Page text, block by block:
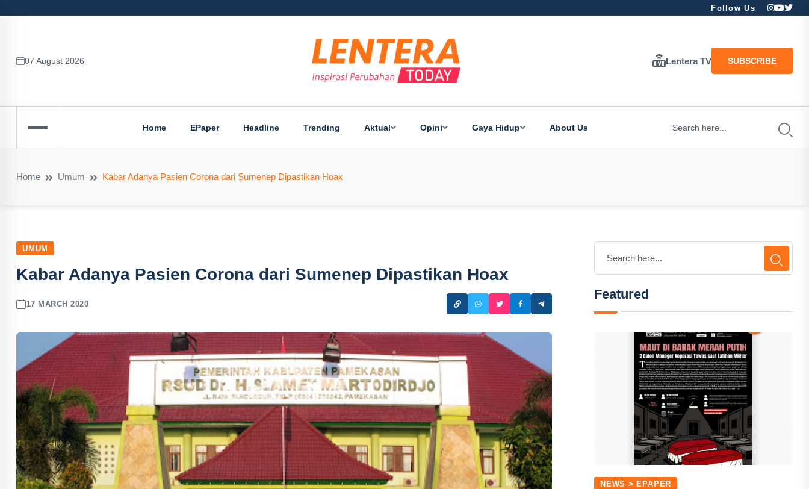
Follow Us
07 August 2026 Lentera TV SUBSCRIBE
Home EPaper Headline Trending Aktual Opini Gaya Hidup About Us
Home Umum Kabar Adanya Pasien Corona dari Sumenep Dipastikan Hoax
UMUM
Kabar Adanya Pasien Corona dari Sumenep Dipastikan Hoax
17 MARCH 2020
Featured
NEWS > EPAPER